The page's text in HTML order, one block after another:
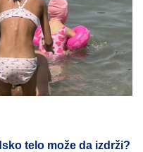
telo može da izdrži?